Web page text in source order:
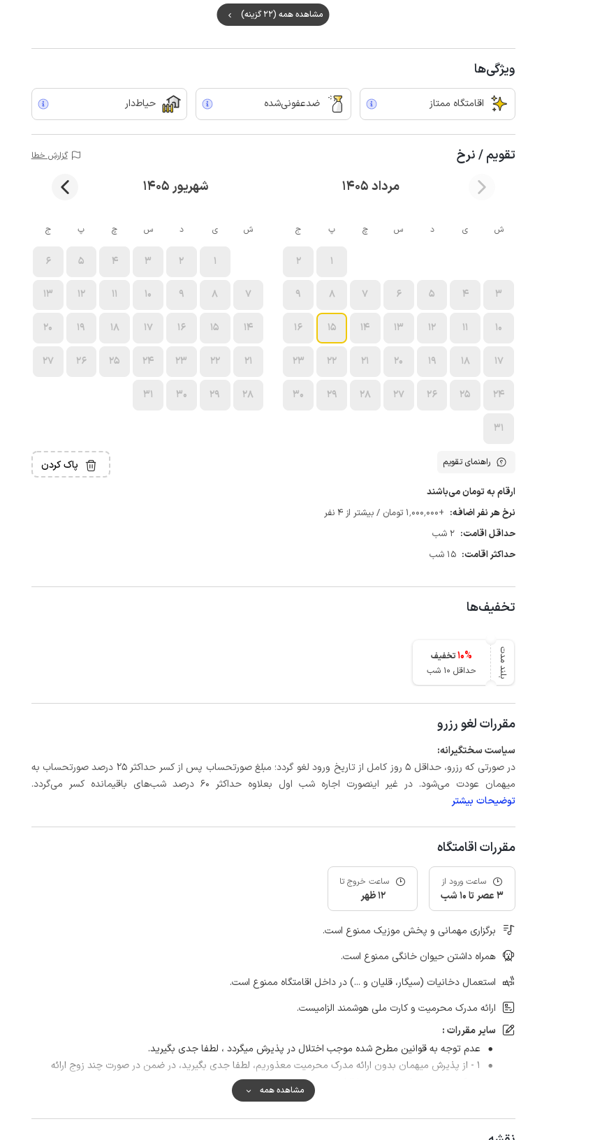
مشاهده همه (22 گزینه)
ویژگی‌ها
اقامتگاه ممتاز ضدعفونی‌شده حیاط‌دار
تقویم / نرخ گزارش خطا
مرداد 1405 شهریور 1405
ش ی د س چ پ ج
1
2
3
4
5
6
7
8
9
10
11
12
13
14
15
16
17
18
19
20
21
22
23
24
25
26
27
28
29
30
31
ش ی د س چ پ ج
1
2
3
4
5
6
7
8
9
10
11
12
13
14
15
16
17
18
19
20
21
22
23
24
25
26
27
28
29
30
31
راهنمای تقویم پاک کردن
ارقام به تومان می‌باشند
نرخ هر نفر اضافه: +1٬000٬000 تومان / بیشتر از 4 نفر
حداقل اقامت: 2 شب
حداکثر اقامت: 15 شب
تخفیف‌ها
بلند مدت 10%
تخفیف
حداقل 10 شب
مقررات لغو رزرو
سیاست سختگیرانه:
در صورتی که رزرو، حداقل 5 روز کامل از تاریخ ورود لغو گردد؛ مبلغ صورتحساب پس از کسر حداکثر 25 درصد صورتحساب به
میهمان عودت می‌شود. در غیر اینصورت اجاره شب اول بعلاوه حداکثر 60 درصد شب‌های باقیمانده کسر می‌گردد.
توضیحات بیشتر
مقررات اقامتگاه
ساعت ورود از
3 عصر تا 10 شب
ساعت خروج تا
12 ظهر
برگزاری مهمانی و پخش موزیک ممنوع است.
همراه داشتن حیوان خانگی ممنوع است.
استعمال دخانیات (سیگار، قلیان و ...) در داخل اقامتگاه ممنوع است.
ارائه مدرک محرمیت و کارت ملی هوشمند الزامیست.
سایر مقررات :
عدم توجه به قوانین مطرح شده موجب اختلال در پذیرش میگردد ، لطفا جدی بگیرید.
۱ - از پذیرش میهمان بدون ارائه مدرک محرمیت معذوریم، لطفا جدی بگیرید، در ضمن در صورت چند زوج ارائه
۳ - ورود به استخر با لباس ممنوع می باشد و لطفا مهمانان عزیز مایو همراه داشته باشند.
مشاهده همه